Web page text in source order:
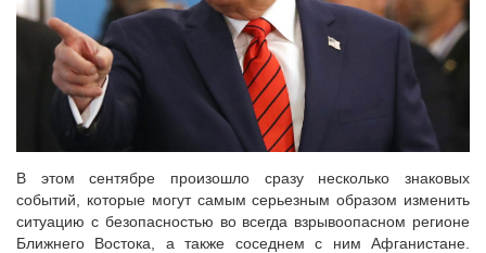
В этом сентябре произошло сразу несколько знаковых
событий, которые могут самым серьезным образом изменить
ситуацию с безопасностью во всегда взрывоопасном регионе
Ближнего Востока, а также соседнем с ним Афганистане.